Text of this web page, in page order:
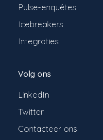
Pulse-enquêtes
Icebreakers
Integraties
Volg ons
LinkedIn
Twitter
Contacteer ons